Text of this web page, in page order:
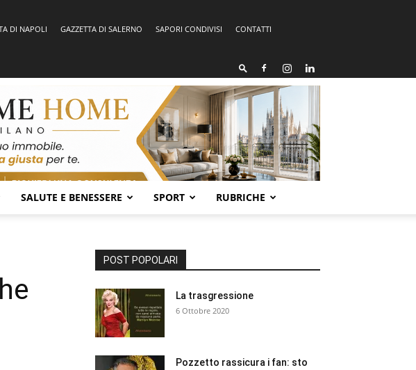
DI NAPOLI GAZZETTA DI SALERNO SAPORI CONDIVISI
CONTATTI
SALUTE E BENESSERE SPORT RUBRICHE
POST POPOLARI
La trasgressione
6 Ottobre 2020
Pozzetto rassicura i fan: sto